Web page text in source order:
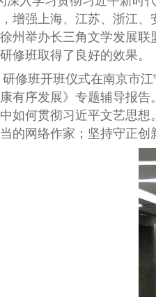
增强上海、江苏、浙江
州举办长三角文学发展
修班取得了良好的效果。
修班开班仪式在南京市
有序发展》专题辅导报
如何贯彻习近平文艺思
的网络作家；坚持守正